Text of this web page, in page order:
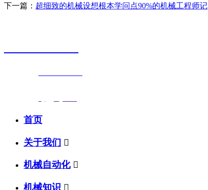
下一篇： 超细致的机械设想根本学问点90%的机械工程师记
首页
关于我们 
机械自动化 
机械知识 